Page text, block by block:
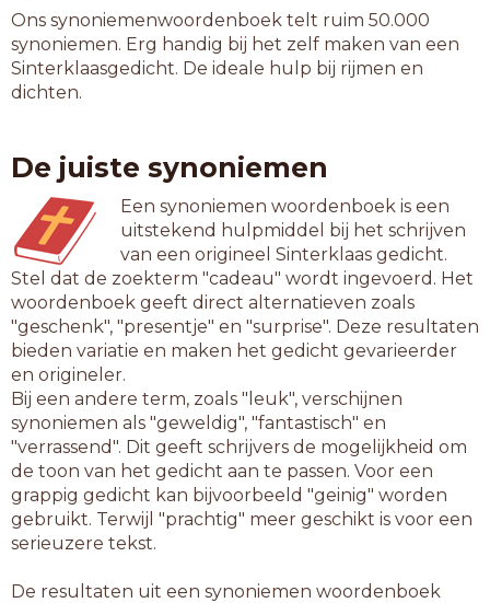
Ons synoniemenwoordenboek telt ruim 50.000
synoniemen. Erg handig bij het zelf maken van een
Sinterklaasgedicht. De ideale hulp bij rijmen en
dichten.
De juiste synoniemen
Een synoniemen woordenboek is een
uitstekend hulpmiddel bij het schrijven
van een origineel Sinterklaas gedicht.
Stel dat de zoekterm "cadeau" wordt ingevoerd. Het
woordenboek geeft direct alternatieven zoals
"geschenk", "presentje" en "surprise". Deze resultaten
bieden variatie en maken het gedicht gevarieerder
en origineler.
Bij een andere term, zoals "leuk", verschijnen
synoniemen als "geweldig", "fantastisch" en
"verrassend". Dit geeft schrijvers de mogelijkheid om
de toon van het gedicht aan te passen. Voor een
grappig gedicht kan bijvoorbeeld "geinig" worden
gebruikt. Terwijl "prachtig" meer geschikt is voor een
serieuzere tekst.
De resultaten uit een synoniemen woordenboek